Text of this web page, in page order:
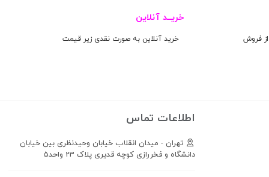
فروش
خریــد آنلاین
خرید آنلاین به صورت نقدی زیر قیمت
اطلاعات تماس
تهران - میدان انقلاب خیابان وحیدنظری بین خیابان
دانشگاه و فخررازی کوچه قدیری پلاک 23 واحد5